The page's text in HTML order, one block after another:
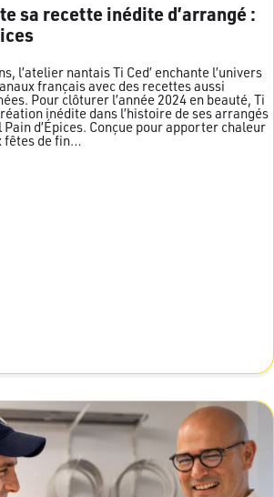
sa recette inédite d’arrangé :
l’atelier nantais Ti Ced’ enchante l’univers
français avec des recettes aussi
Pour clôturer l’année 2024 en beauté, Ti
inédite dans l’histoire de ses arrangés
d’Épices. Conçue pour apporter chaleur
fêtes de fin…